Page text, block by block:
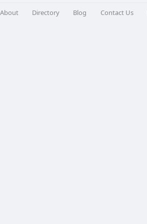
About Directory Blog Contact Us